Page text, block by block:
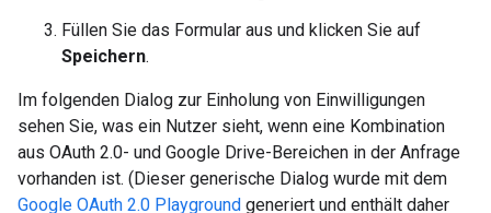
Füllen Sie das Formular aus und klicken Sie auf
Speichern.
Im folgenden Dialog zur Einholung von Einwilligungen
sehen Sie, was ein Nutzer sieht, wenn eine Kombination
aus OAuth 2.0- und Google Drive-Bereichen in der Anfrage
vorhanden ist. (Dieser generische Dialog wurde mit dem
Google OAuth 2.0 Playground generiert und enthält daher